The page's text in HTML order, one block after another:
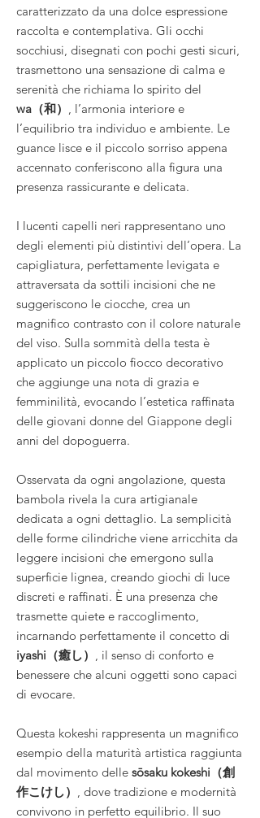
caratterizzato da una dolce espressione
raccolta e contemplativa. Gli occhi
socchiusi, disegnati con pochi gesti sicuri,
trasmettono una sensazione di calma e
serenità che richiama lo spirito del
wa（和） , l’armonia interiore e
l’equilibrio tra individuo e ambiente. Le
guance lisce e il piccolo sorriso appena
accennato conferiscono alla figura una
presenza rassicurante e delicata.
I lucenti capelli neri rappresentano uno
degli elementi più distintivi dell’opera. La
capigliatura, perfettamente levigata e
attraversata da sottili incisioni che ne
suggeriscono le ciocche, crea un
magnifico contrasto con il colore naturale
del viso. Sulla sommità della testa è
applicato un piccolo fiocco decorativo
che aggiunge una nota di grazia e
femminilità, evocando l’estetica raffinata
delle giovani donne del Giappone degli
anni del dopoguerra.
Osservata da ogni angolazione, questa
bambola rivela la cura artigianale
dedicata a ogni dettaglio. La semplicità
delle forme cilindriche viene arricchita da
leggere incisioni che emergono sulla
superficie lignea, creando giochi di luce
discreti e raffinati. È una presenza che
trasmette quiete e raccoglimento,
incarnando perfettamente il concetto di
iyashi（癒し） , il senso di conforto e
benessere che alcuni oggetti sono capaci
di evocare.
Questa kokeshi rappresenta un magnifico
esempio della maturità artistica raggiunta
dal movimento delle sōsaku kokeshi（創
作こけし） , dove tradizione e modernità
convivono in perfetto equilibrio. Il suo